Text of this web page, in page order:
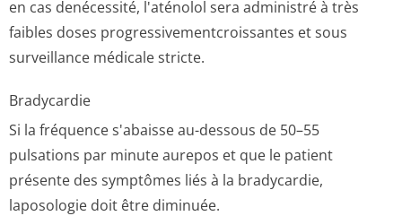
en cas denécessité, l'aténolol sera administré à très
faibles doses progressivemen­tcroissantes et sous
surveillance médicale stricte.
Bradycardie
Si la fréquence s'abaisse au-dessous de 50–55
pulsations par minute aurepos et que le patient
présente des symptômes liés à la bradycardie,
laposologie doit être diminuée.